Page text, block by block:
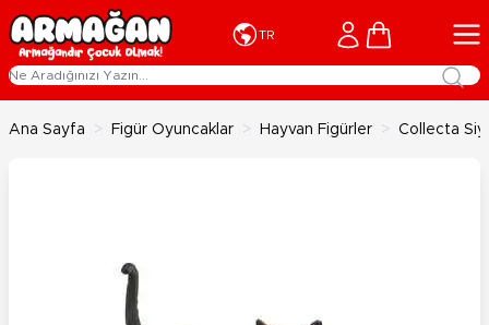
İçeriğe geç
TR Cart
Ana Sayfa > Figür Oyuncaklar > Hayvan Figürler > Collecta